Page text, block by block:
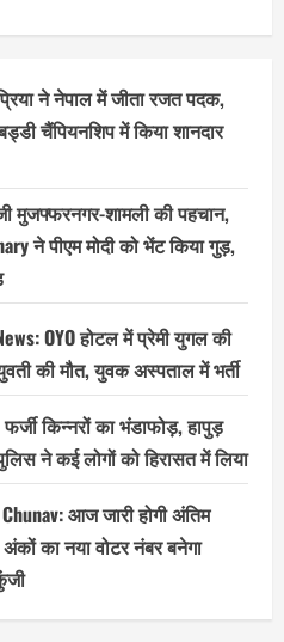
ने नेपाल में जीता रजत पदक,
चैंपियनशिप में किया शानदार
मुजफ्फरनगर-शामली की पहचान,
ने पीएम मोदी को भेंट किया गुड़,
OYO होटल में प्रेमी युगल की
की मौत, युवक अस्पताल में भर्ती
किन्नरों का भंडाफोड़, हापुड़
ने कई लोगों को हिरासत में लिया
आज जारी होगी अंतिम
का नया वोटर नंबर बनेगा